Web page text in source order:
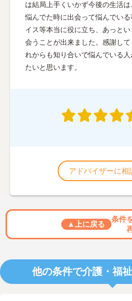
は結局上手くいかず今後の生活
悩んでた時に出会って悩んでい
イス等本当に役に立ち、あっと
会うことが出来ました。感謝して
れからも知り合いで悩んでいる
たいと思います。
アドバイザーに相
▲上に戻る
条件
他の条件で介護・福